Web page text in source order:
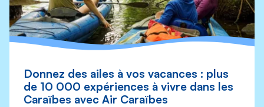
Donnez des ailes à vos vacances : plus
de 10 000 expériences à vivre dans les
Caraïbes avec Air Caraïbes